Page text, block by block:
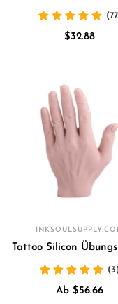
$32.88
Tattoo Silicon
Angebotspreis
Ab $56.66